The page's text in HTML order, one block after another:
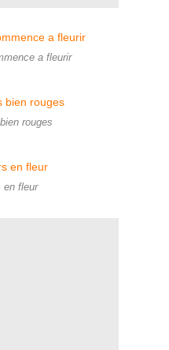
a fleurir
rouges
en fleur